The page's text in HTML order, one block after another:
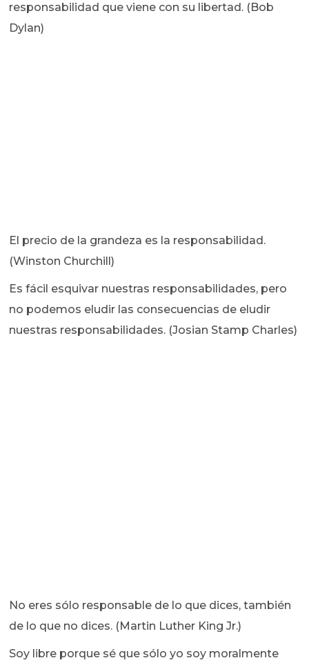
responsabilidad que viene con su libertad. (Bob
Dylan)
El precio de la grandeza es la responsabilidad.
(Winston Churchill)
Es fácil esquivar nuestras responsabilidades, pero
no podemos eludir las consecuencias de eludir
nuestras responsabilidades. (Josian Stamp Charles)
No eres sólo responsable de lo que dices, también
de lo que no dices. (Martin Luther King Jr.)
Soy libre porque sé que sólo yo soy moralmente